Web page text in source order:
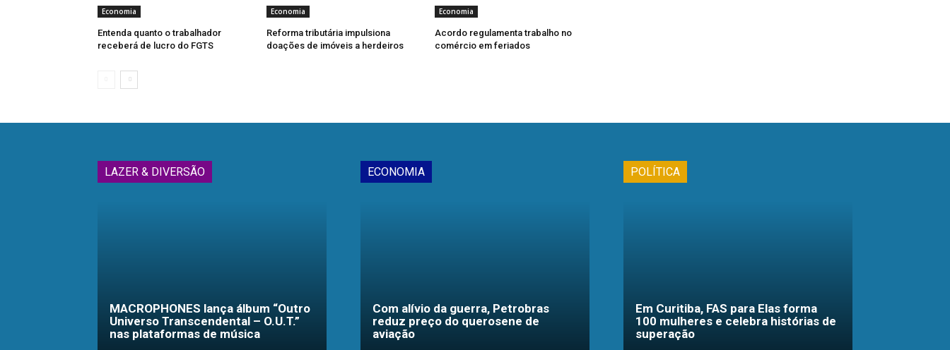
Economia
Entenda quanto o trabalhador
receberá de lucro do FGTS
Economia
Reforma tributária impulsiona
doações de imóveis a herdeiros
Economia
Acordo regulamenta trabalho no
comércio em feriados
LAZER & DIVERSÃO
MACROPHONES lança álbum “Outro
Universo Transcendental – O.U.T.”
nas plataformas de música
ECONOMIA
Com alívio da guerra, Petrobras
reduz preço do querosene de
aviação
POLÍTICA
Em Curitiba, FAS para Elas forma
100 mulheres e celebra histórias de
superação